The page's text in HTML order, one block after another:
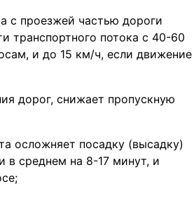
с проезжей частью дороги
транспортного потока с 40-60
и до 15 км/ч, если движение
дорог, снижает пропускную
осложняет посадку (высадку)
в среднем на 8-17 минут, и